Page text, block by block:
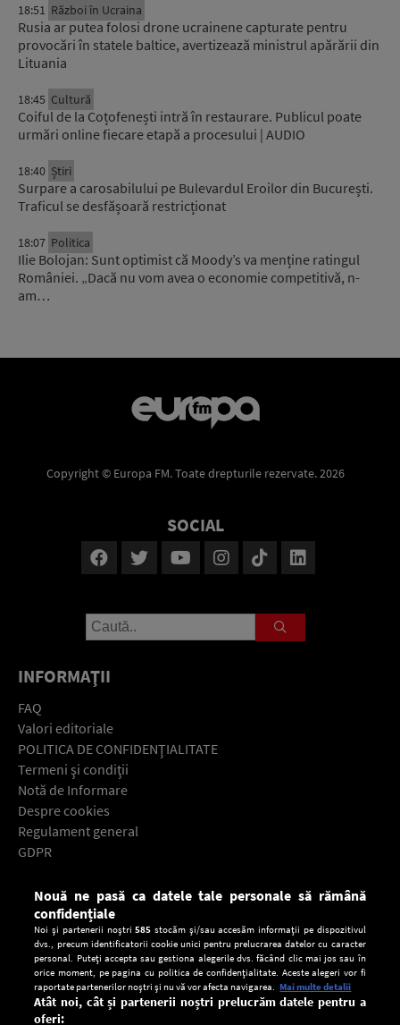
18:51 Război în Ucraina
Rusia ar putea folosi drone ucrainene capturate pentru
provocări în statele baltice, avertizează ministrul apărării din
Lituania
18:45 Cultură
Coiful de la Coțofenești intră în restaurare. Publicul poate
urmări online fiecare etapă a procesului | AUDIO
18:40 Știri
Surpare a carosabilului pe Bulevardul Eroilor din București.
Traficul se desfășoară restricționat
18:07 Politica
Ilie Bolojan: Sunt optimist că Moody’s va menține ratingul
României. „Dacă nu vom avea o economie competitivă, n-
am…
Copyright © Europa FM. Toate drepturile rezervate. 2026
SOCIAL
INFORMAŢII
FAQ
Valori editoriale
POLITICA DE CONFIDENŢIALITATE
Termeni şi condiţii
Notă de Informare
Despre cookies
Regulament general
GDPR
Descarcă gratuit aplicaţia Europa FM pentru smartphone:
Nouă ne pasă ca datele tale personale să rămână
confidențiale
Noi și partenerii noștri585 stocăm și/sau accesăm informații pe dispozitivul
dvs., precum identificatorii cookie unici pentru prelucrarea datelor cu caracter
personal. Puteți accepta sau gestiona alegerile dvs. făcând clic mai jos sau în
orice moment, pe pagina cu politica de confidențialitate. Aceste alegeri vor fi
raportate partenerilor noștri și nu vă vor afecta navigarea. Mai multe detalii
Atât noi, cât și partenerii noștri prelucrăm datele pentru a
oferi: